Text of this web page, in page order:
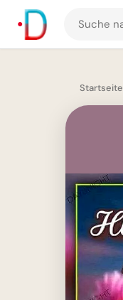
Suche
nach
und
Startseite